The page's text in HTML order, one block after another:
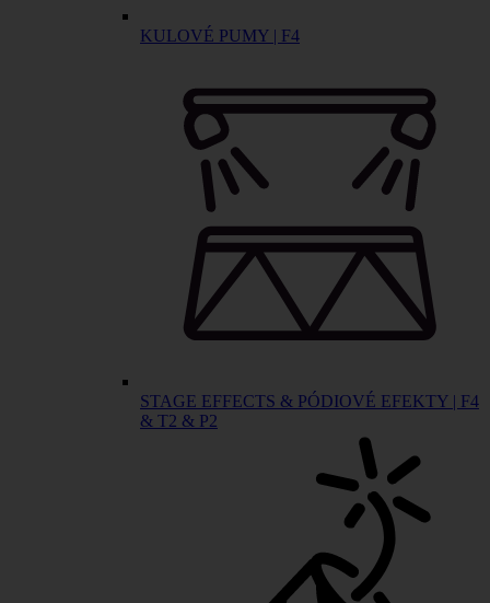
KULOVÉ PUMY | F4
STAGE EFFECTS & PÓDIOVÉ EFEKTY | F4
& T2 & P2